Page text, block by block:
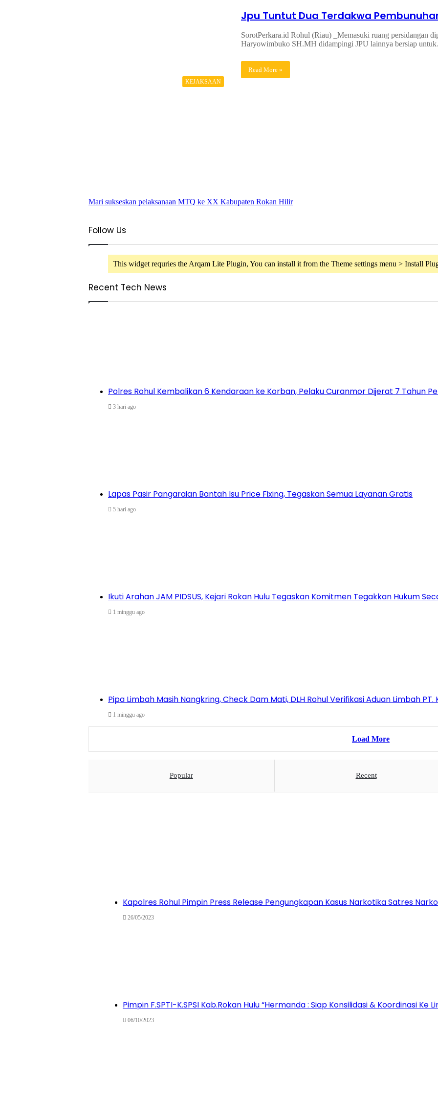
KEJAKSAAN
Jpu Tuntut Dua Terdakwa
SorotPerkara.id Rohul (Riau) _Memasuki ruang persidangan
Haryowimbuko SH.MH didampingi JPU lainnya bersiap
Read More »
Mari sukseskan pelaksanaan MTQ ke XX Kabupaten Rokan Hilir
Follow Us
This widget requries the Arqam Lite Plugin, You can install it from the Theme settings menu > Install
Recent Tech News
Polres Rohul Kembalikan 6 Kendaraan ke Korban, Pelaku Curanmor Dijerat 7 Tahun
3 hari ago
Lapas Pasir Pangaraian Bantah Isu Price Fixing, Tegaskan Semua Layanan Gratis
5 hari ago
Ikuti Arahan JAM PIDSUS, Kejari Rokan Hulu Tegaskan Komitmen Tegakkan Hukum
1 minggu ago
Pipa Limbah Masih Nangkring, Check Dam Mati, DLH Rohul Verifikasi Aduan Limbah PT.
1 minggu ago
Load More
Popular Recent
Kapolres Rohul Pimpin Press Release Pengungkapan Kasus Narkotika Satres
26/05/2023
Pimpin F.SPTI-K.SPSI Kab.Rokan Hulu “Hermanda : Siap Konsilidasi & Koordinasi Ke
06/10/2023